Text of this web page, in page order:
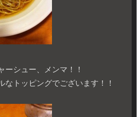
ーシュー、メンマ！！
なトッピングでございます！！